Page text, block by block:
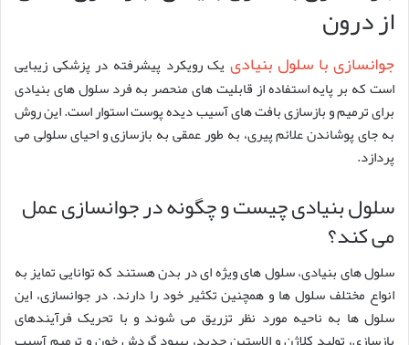
از درون
جوانسازی با سلول بنیادی یک رویکرد پیشرفته در پزشکی زیبایی
است که بر پایه استفاده از قابلیت های منحصر به فرد سلول های بنیادی
برای ترمیم و بازسازی بافت های آسیب دیده پوست استوار است. این روش
به جای پوشاندن علائم پیری، به طور عمقی به بازسازی و احیای سلولی می
پردازد.
سلول بنیادی چیست و چگونه در جوانسازی عمل
می کند؟
سلول های بنیادی، سلول های ویژه ای در بدن هستند که توانایی تمایز به
انواع مختلف سلول ها و همچنین تکثیر خود را دارند. در جوانسازی، این
سلول ها به ناحیه مورد نظر تزریق می شوند و با تحریک فرآیندهای